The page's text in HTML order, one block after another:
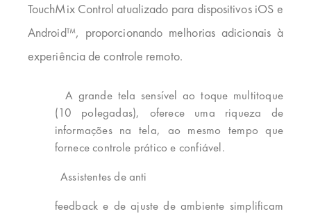
TouchMix Control atualizado para dispositivos iOS e
Android™, proporcionando melhorias adicionais à
experiência de controle remoto.
A grande tela sensível ao toque multitoque
(10 polegadas), oferece uma riqueza de
informações na tela, ao mesmo tempo que
fornece controle prático e confiável.
Assistentes de anti
feedback e de ajuste de ambiente simplificam